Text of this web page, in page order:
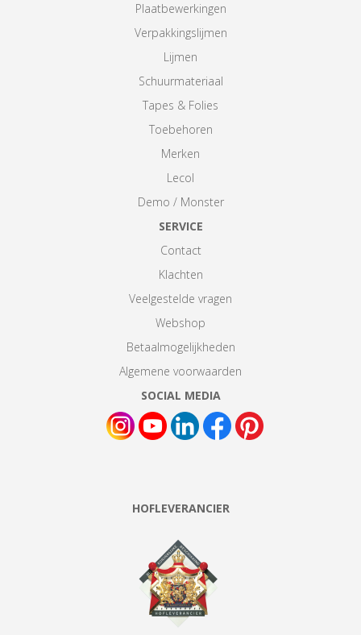
Plaatbewerkingen
Verpakkingslijmen
Lijmen
Schuurmateriaal
Tapes & Folies
Toebehoren
Merken
Lecol
Demo / Monster
SERVICE
Contact
Klachten
Veelgestelde vragen
Webshop
Betaalmogelijkheden
Algemene voorwaarden
SOCIAL MEDIA
HOFLEVERANCIER